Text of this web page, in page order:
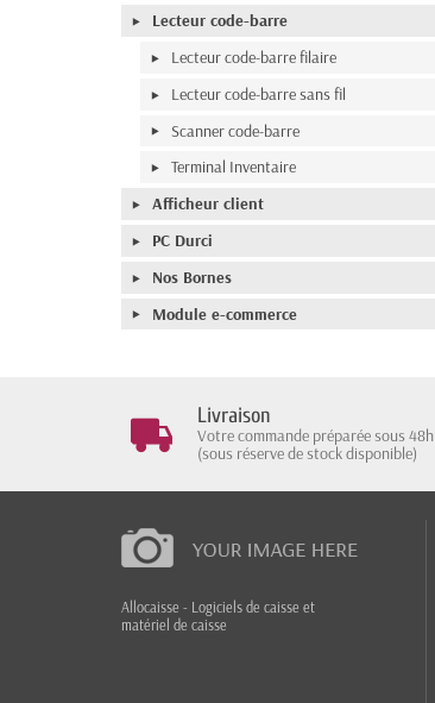
Lecteur code-barre
Lecteur code-barre filaire
Lecteur code-barre sans fil
Scanner code-barre
Terminal Inventaire
Afficheur client
PC Durci
Nos Bornes
Module e-commerce
Livraison
Votre commande préparée sous 48h
(sous réserve de stock disponible)
Allocaisse - Logiciels de caisse et
matériel de caisse